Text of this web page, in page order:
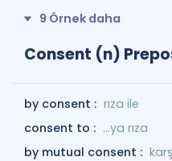
9 Örnek daha
Consent (n)
by consent : rıza ile
consent to : ...ya rıza
by mutual consent :